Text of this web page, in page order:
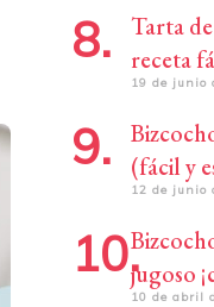
Tarta
receta
19 de junio
(fácil y
12 de junio
jugoso
10 de abril